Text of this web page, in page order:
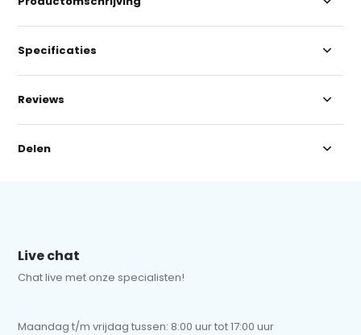
Specificaties
Reviews
Delen
Live chat
Chat live met onze specialisten!
Maandag t/m vrijdag tussen: 8:00 uur tot 17:00 uur